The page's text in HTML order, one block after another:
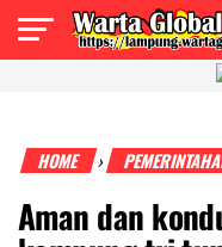
HOME ›
Aman dan